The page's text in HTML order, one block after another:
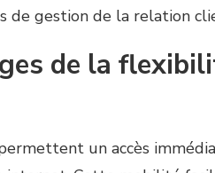
de gestion de la relation
de la
un accès